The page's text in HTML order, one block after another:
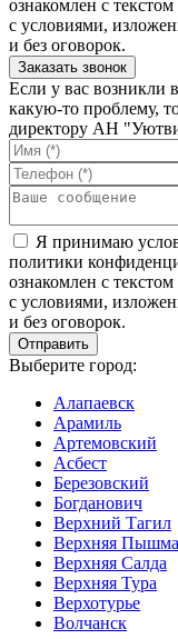
ознакомлен с
с условиями,
и без оговорок.
Если у вас возникли
какую-то проблему,
директору АН
Я принимаю
политики
ознакомлен с
с условиями,
и без оговорок.
Выберите город:
Алапаевск
Арамиль
Артемовский
Асбест
Березовский
Богданович
Верхний Тагил
Верхняя Пышма
Верхняя Салда
Верхняя Тура
Верхотурье
Волчанск